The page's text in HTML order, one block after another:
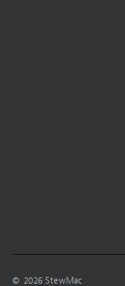
© 2026 StewMac